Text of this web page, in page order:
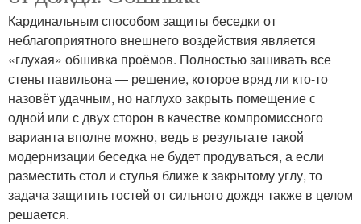
Кардинальным способом защиты беседки от
неблагоприятного внешнего воздействия является
«глухая» обшивка проёмов. Полностью зашивать все
стены павильона — решение, которое вряд ли кто-то
назовёт удачным, но наглухо закрыть помещение с
одной или с двух сторон в качестве компромиссного
варианта вполне можно, ведь в результате такой
модернизации беседка не будет продуваться, а если
разместить стол и стулья ближе к закрытому углу, то
задача защитить гостей от сильного дождя также в целом
решается.